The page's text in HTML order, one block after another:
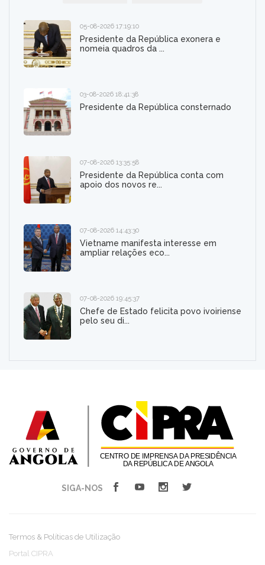
05-08-2026 17:19:10
Presidente da República exonera e
nomeia quadros da ...
03-08-2026 18:41:38
Presidente da República consternado
07-08-2026 13:35:58
Presidente da República conta com
apoio dos novos re...
07-08-2026 14:43:30
Vietname manifesta interesse em
ampliar relações eco...
07-08-2026 19:45:37
Chefe de Estado felicita povo ivoiriense
pelo seu di...
SIGA-NOS
Termos & Políticas de Utilização
Portal CIPRA